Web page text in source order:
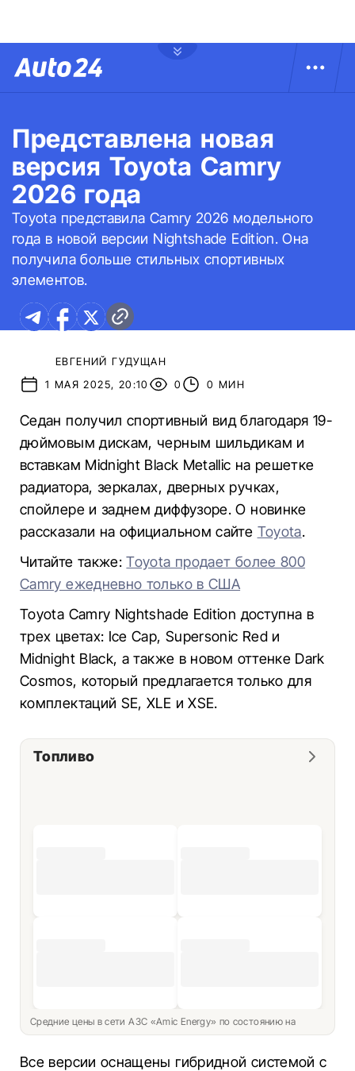
Представлена новая
версия Toyota Camry
2026 года
Toyota представила Camry 2026 модельного
года в новой версии Nightshade Edition. Она
получила больше стильных спортивных
элементов.
ЕВГЕНИЙ ГУДУЩАН
1 МАЯ 2025, 20:10
0 0 МИН
Седан получил спортивный вид благодаря 19-
дюймовым дискам, черным шильдикам и
вставкам Midnight Black Metallic на решетке
радиатора, зеркалах, дверных ручках,
спойлере и заднем диффузоре. О новинке
рассказали на официальном сайте Toyota.
Читайте также:Toyota продает более 800
Camry ежедневно только в США
Toyota Camry Nightshade Edition доступна в
трех цветах: Ice Cap, Supersonic Red и
Midnight Black, а также в новом оттенке Dark
Cosmos, который предлагается только для
комплектаций SE, XLE и XSE.
Топливо
Средние цены в сети АЗС «Amic Energy» по состоянию на
Все версии оснащены гибридной системой с